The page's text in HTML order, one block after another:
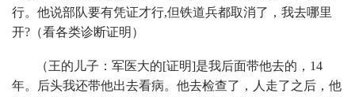
行。他说部队要有凭证才行,但铁道兵都取消了，我去哪里
开?（看各类诊断证明）
（王的儿子：军医大的[证明]是我后面带他去的，14
年。后头我还带他出去看病。他去检查了，人走了之后，他